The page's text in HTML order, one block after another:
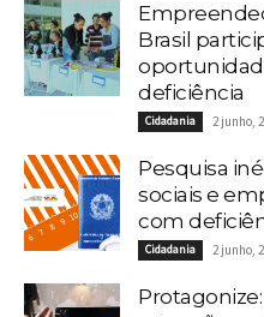
Brasil
deficiência
Cidadania 2 junho,
Pesquisa
sociais e
com
Cidadania 2 junho,